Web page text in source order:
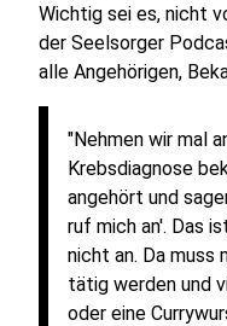
Wichtig sei es, nicht
der Seelsorger
alle Angehörigen,
"Nehmen wir mal
Krebsdiagnose
angehört und
ruf mich an'. Das
nicht an. Da muss
tätig werden und
oder eine